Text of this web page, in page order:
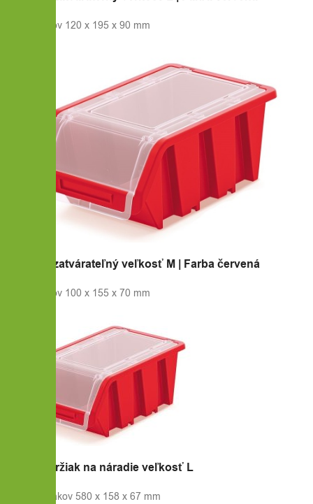
Veľkosť boxov 120 x 195 x 90 mm
20x Box uzatvárateľný veľkosť M | Farba červená
Veľkosť boxov 100 x 155 x 70 mm
2x Veľký držiak na náradie veľkosť L
Veľkosť držiakov 580 x 158 x 67 mm